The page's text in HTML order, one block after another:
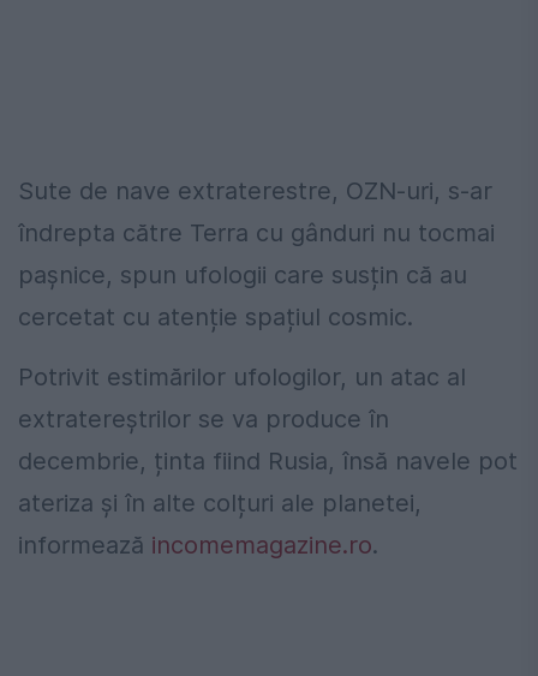
Sute de nave extraterestre, OZN-uri, s-ar
îndrepta către Terra cu gânduri nu tocmai
pașnice, spun ufologii care susțin că au
cercetat cu atenție spațiul cosmic.
Potrivit estimărilor ufologilor, un atac al
extratereștrilor se va produce în
decembrie, ținta fiind Rusia, însă navele pot
ateriza și în alte colțuri ale planetei,
informează incomemagazine.ro.